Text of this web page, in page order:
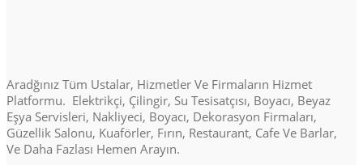
Aradğınız Tüm Ustalar, Hizmetler Ve Firmaların Hizmet
Platformu. Elektrikçi, Çilingir, Su Tesisatçısı, Boyacı, Beyaz
Eşya Servisleri, Nakliyeci, Boyacı, Dekorasyon Firmaları,
Güzellik Salonu, Kuaförler, Fırın, Restaurant, Cafe Ve Barlar,
Ve Daha Fazlası Hemen Arayın.